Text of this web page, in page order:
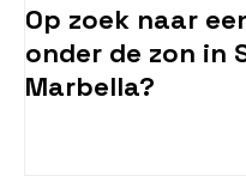
Op zoek naar
onder de zon in
Marbella?